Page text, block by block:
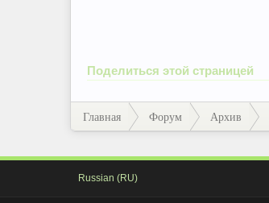
Поделиться этой страницей
Главная Форум Архив
Russian (RU)